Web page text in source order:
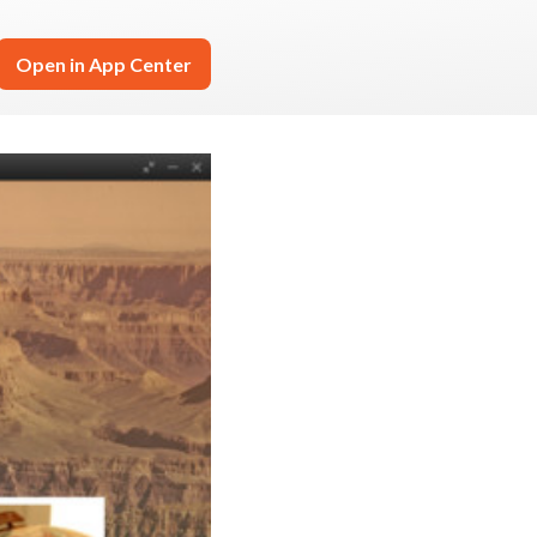
Open in App Center